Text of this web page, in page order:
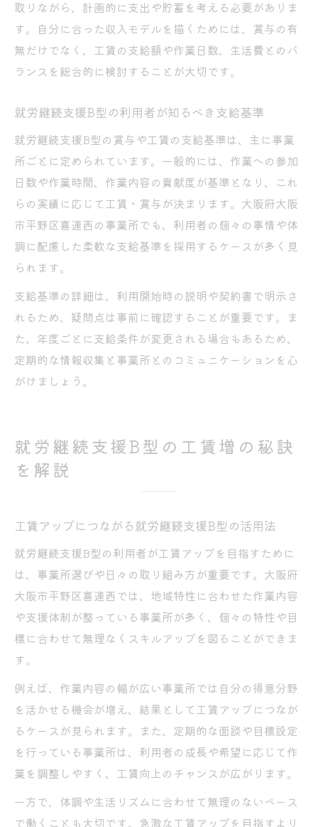
取りながら、計画的に支出や貯蓄を考える必要がありま
す。自分に合った収入モデルを描くためには、賞与の有
無だけでなく、工賃の支給額や作業日数、生活費とのバ
ランスを総合的に検討することが大切です。
就労継続支援B型の利用者が知るべき支給基準
就労継続支援B型の賞与や工賃の支給基準は、主に事業
所ごとに定められています。一般的には、作業への参加
日数や作業時間、作業内容の貢献度が基準となり、これ
らの実績に応じて工賃・賞与が決まります。大阪府大阪
市平野区喜連西の事業所でも、利用者の個々の事情や体
調に配慮した柔軟な支給基準を採用するケースが多く見
られます。
支給基準の詳細は、利用開始時の説明や契約書で明示さ
れるため、疑問点は事前に確認することが重要です。ま
た、年度ごとに支給条件が変更される場合もあるため、
定期的な情報収集と事業所とのコミュニケーションを心
がけましょう。
就労継続支援B型の工賃増の秘訣
を解説
工賃アップにつながる就労継続支援B型の活用法
就労継続支援B型の利用者が工賃アップを目指すために
は、事業所選びや日々の取り組み方が重要です。大阪府
大阪市平野区喜連西では、地域特性に合わせた作業内容
や支援体制が整っている事業所が多く、個々の特性や目
標に合わせて無理なくスキルアップを図ることができま
す。
例えば、作業内容の幅が広い事業所では自分の得意分野
を活かせる機会が増え、結果として工賃アップにつなが
るケースが見られます。また、定期的な面談や目標設定
を行っている事業所は、利用者の成長や希望に応じて作
業を調整しやすく、工賃向上のチャンスが広がります。
一方で、体調や生活リズムに合わせて無理のないペース
で働くことも大切です。急激な工賃アップを目指すより